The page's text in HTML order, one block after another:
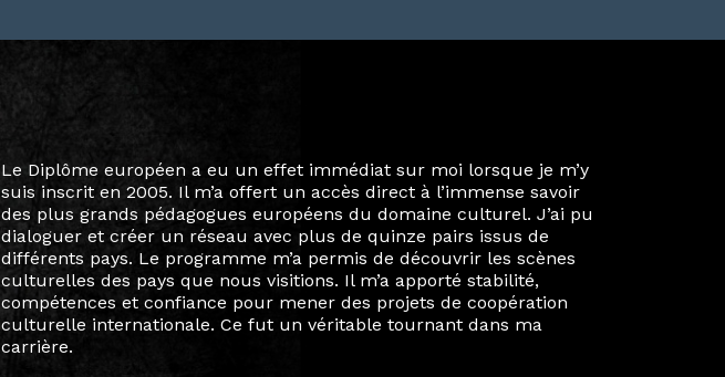
Le destin a voulu que ma vie privée et ma vie professionnelle dans les
arts soient étroitement liées. Durant mon année au sein du Diplôme
Marcel Hicter, j’ai intégré un réseau européen aussi inattendu que
vibrant, qui s’est étendu bien au-delà de la salle de classe. En
quelques mois, j’invitais mes camarades à collaborer sur des projets
allant de Baguio City à Pékin, de Helsinki à Kuala Lumpur, Langkawi,
Manille, Tokyo et Varsovie, renforçant ainsi ma vision de curatrice
consistant à connecter des artistes à travers les disciplines et les
continents.